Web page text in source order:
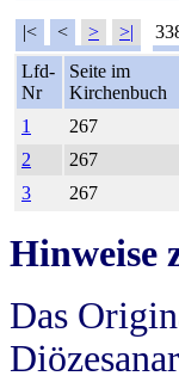
|< < > >|
Lfd-
Nr
Seite im
Kirchenbuch
1
267
2
267
3
267
Hinweise
Das